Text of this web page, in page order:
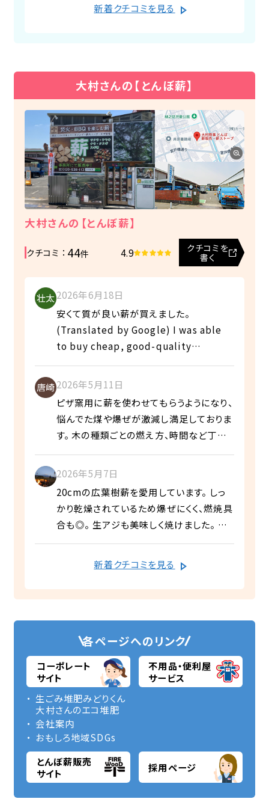
I haven't harvested any vegetables
vegetables!
carrots, but I was surprised when I
and I ate them raw, whole. Now I
absolutely love carrots.
新着クチコミを見る
大村さんの【とんぼ薪】
大村さんの【とんぼ薪】
クチコミ ： 44件 4.9
クチコミを
書く
2026年6月18日
安くて質が良い薪が買えました。
(Translated by Google) I was able
to buy cheap, good-quality
2026年5月11日
ピザ窯用に薪を使わせてもらうようになり、
悩んでた煤や爆ぜが激減し満足しておりま
す。 木の種類ごとの燃え方、時間など丁寧
に説明していただき助かります。
(Translated by Google) Since I
started using firewood for my pizza
oven, the soot and crackling that I
was worried about have drastically
decreased, and I'm very satisfied.
Thank you for the detailed
explanations about how each type
time.
2026年5月7日
20cmの広葉樹薪を愛用しています。 しっ
かり乾燥されているため爆ぜにくく、燃焼具
合も◎。 生アジも美味しく焼けました。 値
段もリーズナブル。 冬場は薪ストーブでも
Google) I love using 20cm
hardwood firewood. It's well-dried,
burns very well. I was able to grill
fresh horse mackerel deliciously
with it. The price is also
reasonable. I also use it in my
wood-burning stove during the
winter.
新着クチコミを見る
各ページへのリンク
コーポレート
サイト
生ごみ堆肥みどりくん
大村さんのエコ堆肥
会社案内
おもしろ地域SDGs
不用品・便利屋
サービス
とんぼ薪販売
サイト
採用ページ